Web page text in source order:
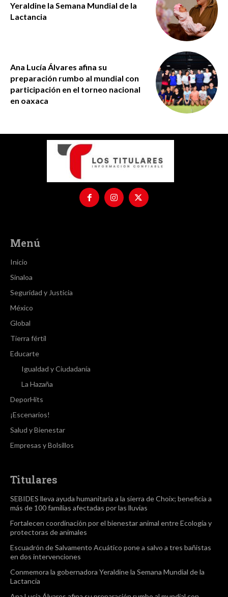
Yeraldine la Semana Mundial de la
Lactancia
Ana Lucía Álvares afina su
preparación rumbo al mundial con
participación en el torneo nacional
en oaxaca
Menú
Inicio
Sinaloa
Seguridad y Justicia
México
Global
Tierra fértil
Educarte
Igualdad y Ciudadanía
La Hazaña
DeporHits
¡Escenarios!
Salud y Bienestar
Empresas y Bolsillos
Titulares
SEBIDES lleva ayuda humanitaria a la sierra de Choix; beneficia a
más de 100 familias afectadas por las lluvias
Fortalecen coordinación por el bienestar animal entre Ecología y
protectoras de animales
Escuadrón de Salvamento Acuático pone a salvo a tres bañistas
en dos intervenciones
Conmemora la gobernadora Yeraldine la Semana Mundial de la
Lactancia